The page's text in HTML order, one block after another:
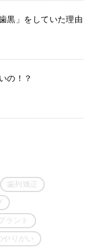
黒」をしていた理由
の！？
歯列矯正
ラント
やりがい